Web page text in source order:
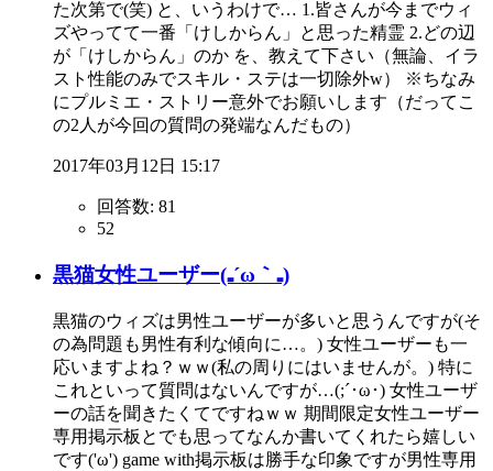
た次第で(笑) と、いうわけで… 1.皆さんが今までウィ
ズやってて一番「けしからん」と思った精霊 2.どの辺
が「けしからん」のか を、教えて下さい（無論、イラ
スト性能のみでスキル・ステは一切除外w） ※ちなみ
にプルミエ・ストリー意外でお願いします（だってこ
の2人が今回の質問の発端なんだもの）
2017年03月12日 15:17
回答数: 81
52
黒猫女性ユーザー(₌´ω｀₌)
黒猫のウィズは男性ユーザーが多いと思うんですが(そ
の為問題も男性有利な傾向に…。) 女性ユーザーも一
応いますよね？ｗｗ(私の周りにはいませんが。) 特に
これといって質問はないんですが…(;´･ω･) 女性ユーザ
ーの話を聞きたくてですねｗｗ 期間限定女性ユーザー
専用掲示板とでも思ってなんか書いてくれたら嬉しい
です('ω') game with掲示板は勝手な印象ですが男性専用